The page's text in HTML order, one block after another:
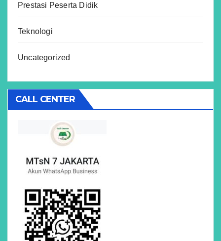
Prestasi Peserta Didik
Teknologi
Uncategorized
CALL CENTER